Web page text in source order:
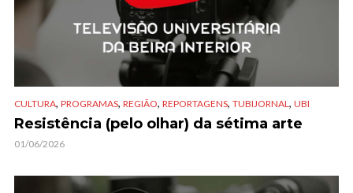
CULTURA, PROGRAMAS, REGIÃO, REPORTAGENS, TUBIJORNAL, UBI
Resistência (pelo olhar) da sétima arte
01/06/2026